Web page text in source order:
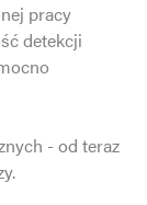
pracy
detekcji
- od teraz